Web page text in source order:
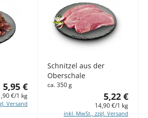
5,95 €
€/1 kg
Versand
Schnitzel aus der
Oberschale
ca. 350 g
5,22 €
14,90 €/1 kg
inkl. MwSt., zzgl. Versand